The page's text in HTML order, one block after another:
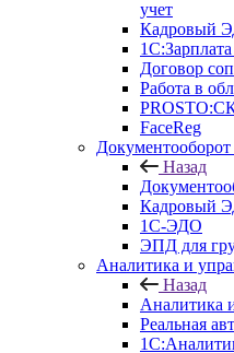
учет
Кадровый
Договор
Работа в
FaceReg
Назад
Кадровый
1С-ЭДО
ЭПД для
Аналитика и
Назад
Аналитика
Реальная